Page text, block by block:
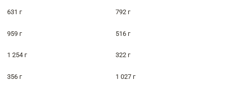
631 г 792 г
959 г 516 г
1 254 г 322 г
356 г 1 027 г